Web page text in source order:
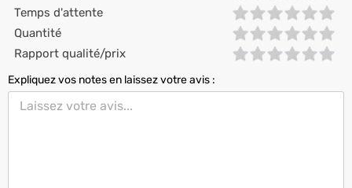
Temps d'attente
Quantité
Rapport qualité/prix
Expliquez vos notes en laissez votre avis :